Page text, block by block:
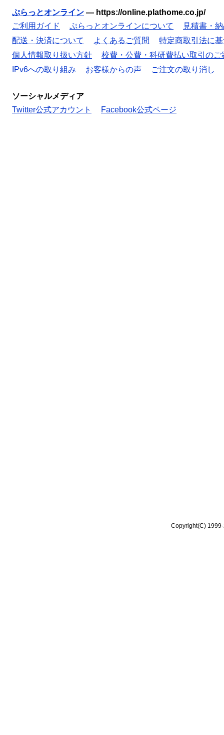
ぷらっとオンライン — https://online.plathome.co.jp/
ご利用ガイド
ぷらっとオンラインについて
見積書・
配送・決済について
よくあるご質問
特定商取引法に
個人情報取り扱い方針
校費・公費・科研費払い取引のご
IPv6への取り組み
お客様からの声 ご注文の取り消し
ソーシャルメディア
Twitter公式アカウント
Facebook公式ページ
Copyright(C)